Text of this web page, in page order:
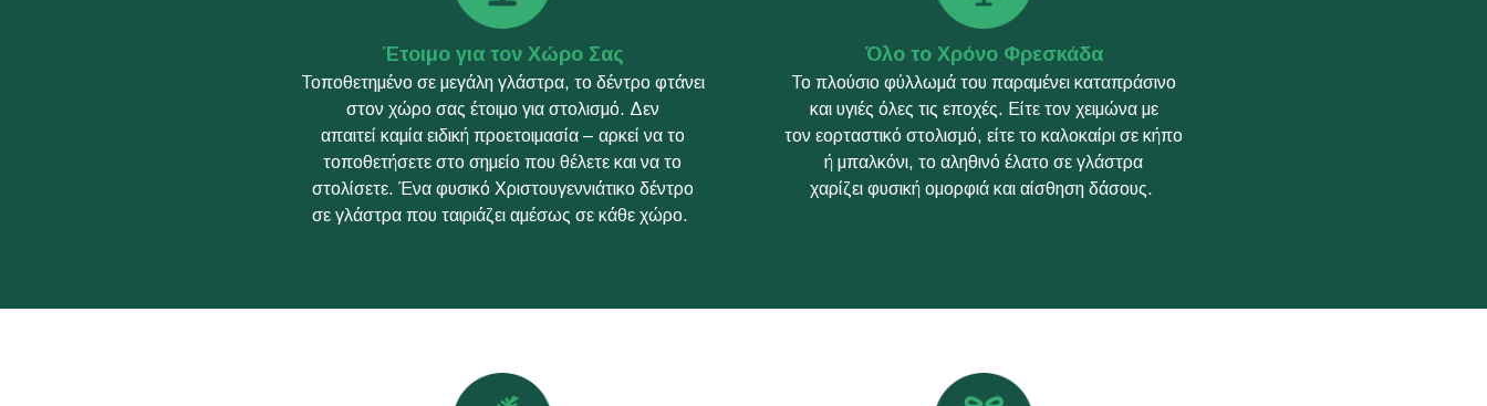
Έτοιμο για τον Χώρο Σας
Τοποθετημένο σε μεγάλη γλάστρα, το δέντρο φτάνει
στον χώρο σας έτοιμο για στολισμό. Δεν
απαιτεί καμία ειδική προετοιμασία – αρκεί να το
τοποθετήσετε στο σημείο που θέλετε και να το
στολίσετε. Ένα φυσικό Χριστουγεννιάτικο δέντρο
σε γλάστρα που ταιριάζει αμέσως σε κάθε χώρο.
Όλο το Χρόνο Φρεσκάδα
Το πλούσιο φύλλωμά του παραμένει καταπράσινο
και υγιές όλες τις εποχές. Είτε τον χειμώνα με
τον εορταστικό στολισμό, είτε το καλοκαίρι σε κήπο
ή μπαλκόνι, το αληθινό έλατο σε γλάστρα
χαρίζει φυσική ομορφιά και αίσθηση δάσους.